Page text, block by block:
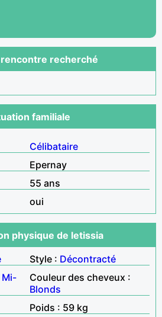
recherché
familiale
Célibataire
Epernay
55 ans
oui
physique de letissia
Style : Décontracté
Mi-
Couleur des cheveux :
Blonds
Poids : 59 kg